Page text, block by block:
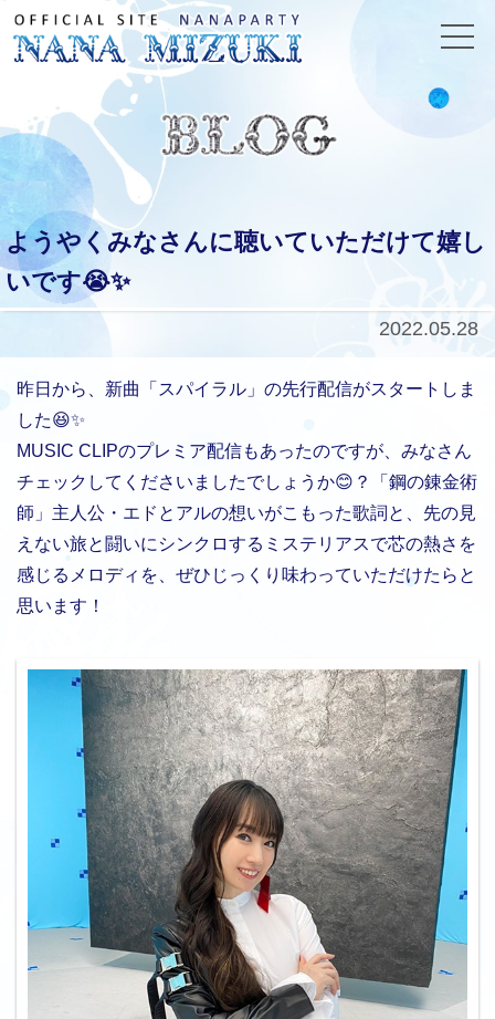
ようやくみなさんに聴いていただけて嬉し
いです😭✨
2022.05.28
昨日から、新曲「スパイラル」の先行配信がスタートしま
した😆✨
MUSIC CLIPのプレミア配信もあったのですが、みなさん
チェックしてくださいましたでしょうか😊？「鋼の錬金術
師」主人公・エドとアルの想いがこもった歌詞と、先の見
えない旅と闘いにシンクロするミステリアスで芯の熱さを
感じるメロディを、ぜひじっくり味わっていただけたらと
思います！